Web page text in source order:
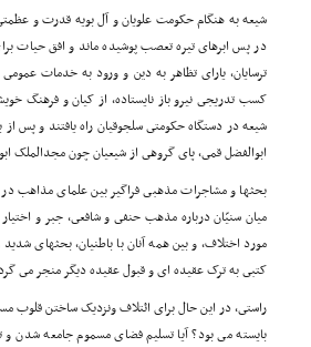
شیعه به هنگام حکومت علویان و آل بویه قدرت و
در پس ابرهاى تیره تعصب پوشیده ماند و افق حیات
ترسایان، یاراى تظاهر به دین و ورود به خدمات عمومى
کسب تدریجى نیرو باز نایستاده، از کیان و فرهنگ
شیعه در دستگاه حکومتى سلجوقیان راه یافتند و پس
ابوالفضل قمى، پاى گروهى از شیعیان چون مجدالملک
بحثها و مشاجرات مذهبى فراگیر بین علماى مذاهب
میان سنیّان درباره مذهب حنفى و شافعى، جبر و
مورد اختلاف، و بین همه آنان با باطنیان، بحثهاى
کتبى به ترک عقیده اى و قبول عقیده دیگر منجر مى
راستى، در این حال براى ائتلاف ونزدیک ساختن قلوب
بایسته مى بود؟ آیا تسلیم فضاى مسموم جامعه